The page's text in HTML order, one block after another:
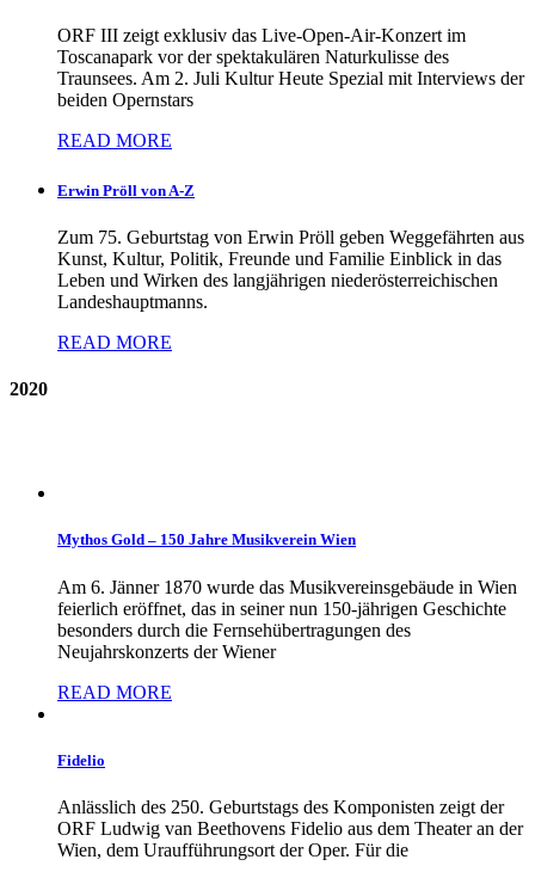
ORF III zeigt exklusiv das Live-Open-Air-Konzert im
Toscanapark vor der spektakulären Naturkulisse des
Traunsees. Am 2. Juli Kultur Heute Spezial mit Interviews der
beiden Opernstars
READ MORE
Erwin Pröll von A-Z
Zum 75. Geburtstag von Erwin Pröll geben Weggefährten aus
Kunst, Kultur, Politik, Freunde und Familie Einblick in das
Leben und Wirken des langjährigen niederösterreichischen
Landeshauptmanns.
READ MORE
2020
Mythos Gold – 150 Jahre Musikverein Wien
Am 6. Jänner 1870 wurde das Musikvereinsgebäude in Wien
feierlich eröffnet, das in seiner nun 150-jährigen Geschichte
besonders durch die Fernsehübertragungen des
Neujahrskonzerts der Wiener
READ MORE
Fidelio
Anlässlich des 250. Geburtstags des Komponisten zeigt der
ORF Ludwig van Beethovens Fidelio aus dem Theater an der
Wien, dem Uraufführungsort der Oper. Für die